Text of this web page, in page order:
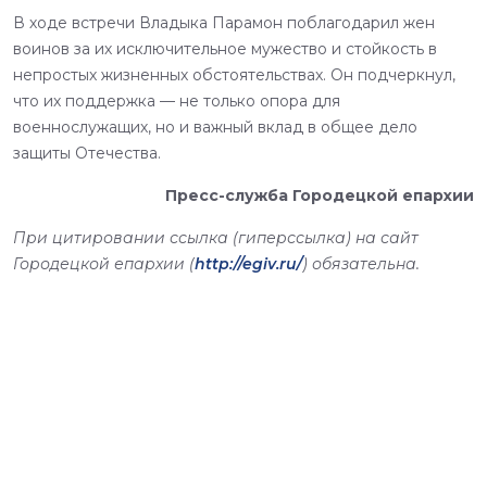
В ходе встречи Владыка Парамон поблагодарил жен
воинов за их исключительное мужество и стойкость в
непростых жизненных обстоятельствах. Он подчеркнул,
что их поддержка — не только опора для
военнослужащих, но и важный вклад в общее дело
защиты Отечества.
Пресс-служба Городецкой епархии
При цитировании ссылка (гиперссылка) на сайт
Городецкой епархии (http://egiv.ru/) обязательна.